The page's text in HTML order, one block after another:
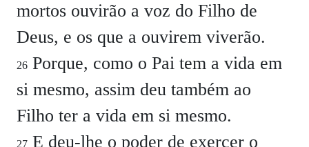
mortos ouvirão a voz do Filho de
Deus, e os que a ouvirem viverão.
26 Porque, como o Pai tem a vida em
si mesmo, assim deu também ao
Filho ter a vida em si mesmo.
27 E deu-lhe o poder de exercer o